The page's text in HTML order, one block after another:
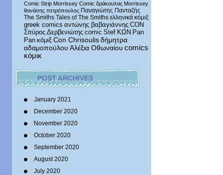
Comic Strip Morrissey Comic δράκουλας Morrissey
θανάσης πετρόπουλος Παναγιώτης Πανταζής
The Smiths Tales of The Smiths ελληνικά κόμιξ
greek comics αντώνης βαβαγιάννης CON
Σπύρος Δερβενιώτης comic Stef ΚΩΝ Pan
Pan κόμιξ Con Chrisoulis δήμητρα
αδαμοπούλου Αλέξια Οθωναίου comics
κόμικ
POST ARCHIVES
January 2021
December 2020
November 2020
October 2020
September 2020
August 2020
July 2020